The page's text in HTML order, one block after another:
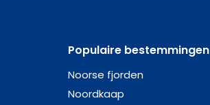
Populaire bestemmingen
Noorse fjorden
Noordkaap